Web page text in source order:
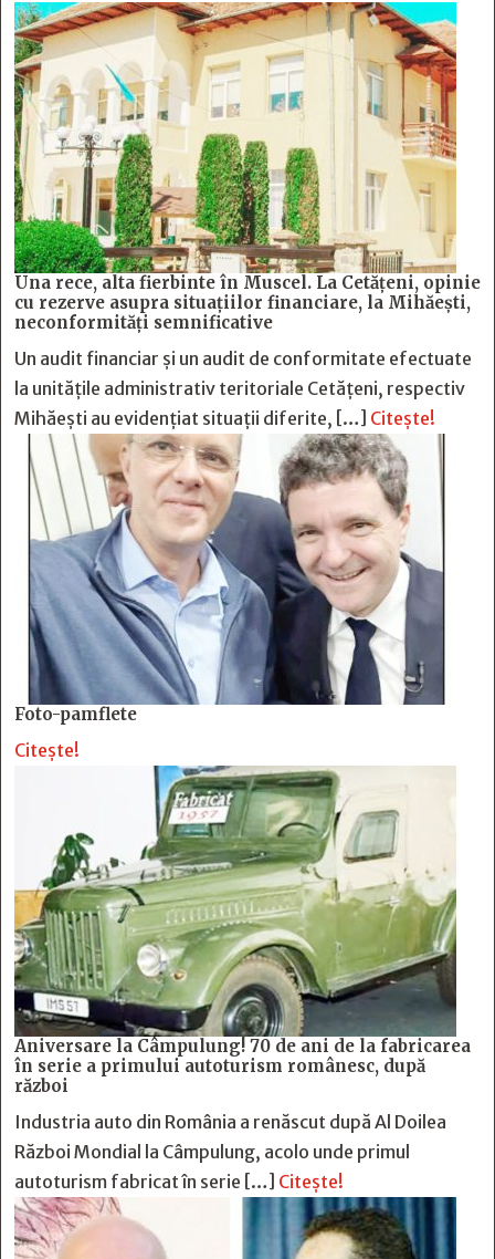
Una rece, alta fierbinte în Muscel. La Cetăţeni, opinie
cu rezerve asupra situaţiilor financiare, la Mihăeşti,
neconformităţi semnificative
Un audit financiar și un audit de conformitate efectuate
la unitățile administrativ teritoriale Cetățeni, respectiv
Mihăești au evidențiat situații diferite, […] Citește!
Foto-pamflete
Citește!
Aniversare la Câmpulung! 70 de ani de la fabricarea
în serie a primului autoturism românesc, după
război
Industria auto din România a renăscut după Al Doilea
Război Mondial la Câmpulung, acolo unde primul
autoturism fabricat în serie […] Citește!